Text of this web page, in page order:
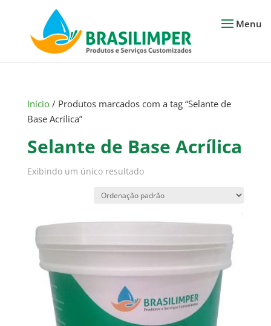
Início/ Produtos marcados com a tag “Selante de
Base Acrílica”
Selante de Base Acrílica
Exibindo um único resultado